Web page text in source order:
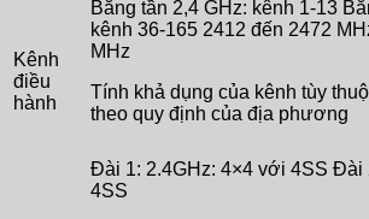
Kênh
điều
hành
Băng tần 2,4 GHz: kênh 1-13
kênh 36-165 2412 đến 2472
MHz
Tính khả dụng của kênh tùy
theo quy định của địa phương
Đài 1: 2.4GHz: 4×4 với 4SS Đài
4SS